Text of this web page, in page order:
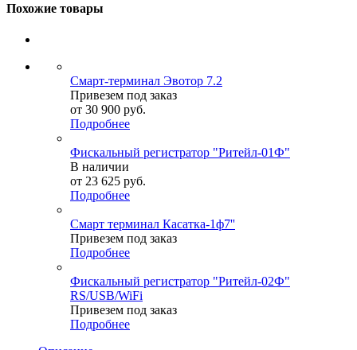
Похожие товары
Смарт-терминал Эвотор 7.2
Привезем под заказ
от 30 900 руб.
Подробнее
Фискальный регистратор "Ритейл-01Ф"
В наличии
от 23 625 руб.
Подробнее
Смарт терминал Касатка-1ф7''
Привезем под заказ
Подробнее
Фискальный регистратор "Ритейл-02Ф"
RS/USB/WiFi
Привезем под заказ
Подробнее